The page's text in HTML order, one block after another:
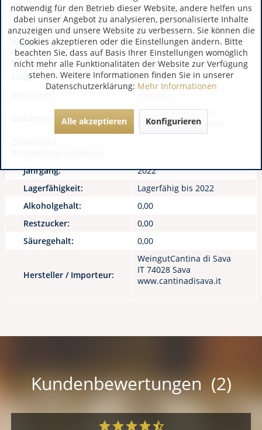
Verschluss:
Korken
Land:
Italien
Region:
Apulien
Qualität:
DOP
Farbe:
Rot
trocken, halbtrocken
(feinherb), halbtrocken
Jahrgang:
2022
Lagerfähigkeit:
Lagerfähig bis 2022
Alkoholgehalt:
0,00
Restzucker:
0,00
Säuregehalt:
0,00
Hersteller / Importeur:
WeingutCantina di Sava
IT 74028 Sava
www.cantinadisava.it
Kundenbewertungen (2)
notwendig für den Betrieb dieser Website, andere helfen uns
dabei unser Angebot zu analysieren, personalisierte Inhalte
anzuzeigen und unsere Website zu verbessern. Sie können die
Cookies akzeptieren oder die Einstellungen ändern. Bitte
beachten Sie, dass auf Basis Ihrer Einstellungen womöglich
nicht mehr alle Funktionalitäten der Website zur Verfügung
stehen. Weitere Informationen finden Sie in unserer
Datenschutzerklärung: Mehr Informationen
Alle akzeptieren Konfigurieren